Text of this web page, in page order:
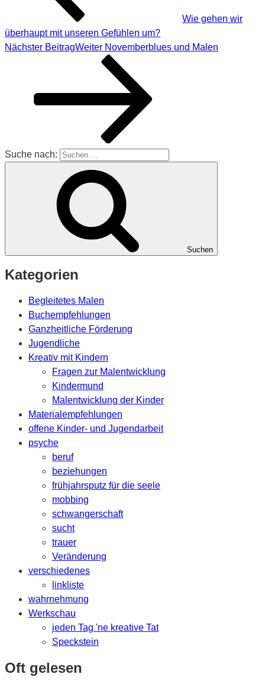
Wie gehen wir
überhaupt mit unseren Gefühlen um?
Nächster BeitragWeiter Novemberblues und Malen
Suche nach:
Suchen
Kategorien
Begleitetes Malen
Buchempfehlungen
Ganzheitliche Förderung
Jugendliche
Kreativ mit Kindern
Fragen zur Malentwicklung
Kindermund
Malentwicklung der Kinder
Materialempfehlungen
offene Kinder- und Jugendarbeit
psyche
beruf
beziehungen
frühjahrsputz für die seele
mobbing
schwangerschaft
sucht
trauer
Veränderung
verschiedenes
linkliste
wahrnehmung
Werkschau
jeden Tag 'ne kreative Tat
Speckstein
Oft gelesen